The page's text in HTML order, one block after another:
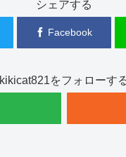
シェアする
Facebook
kikicat821をフォローす